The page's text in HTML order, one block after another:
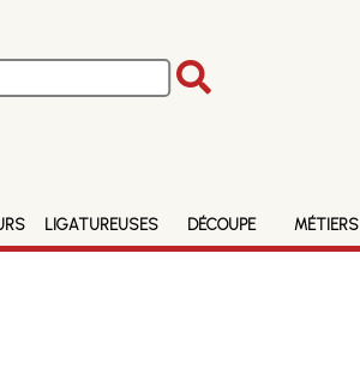
LIGATUREUSES DÉCOUPE MÉTIERS